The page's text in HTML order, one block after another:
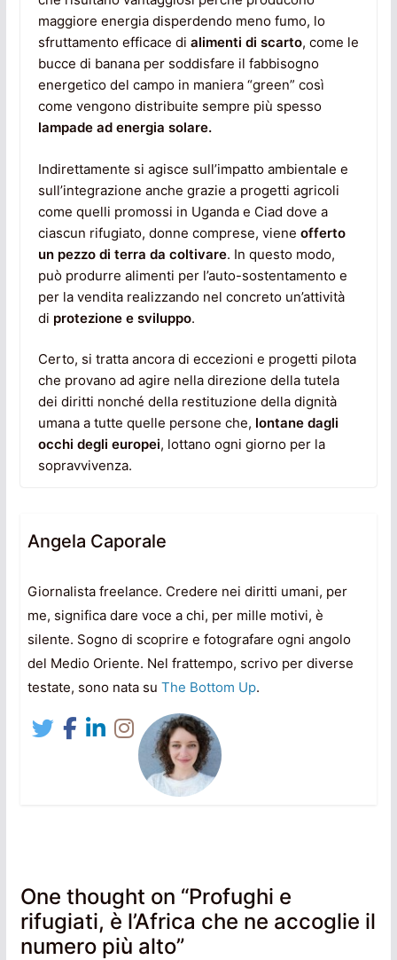
maggiore energia disperdendo meno fumo, lo
sfruttamento efficace di alimenti di scarto, come le
bucce di banana per soddisfare il fabbisogno
energetico del campo in maniera “green” così
come vengono distribuite sempre più spesso
lampade ad energia solare.
Indirettamente si agisce sull’impatto ambientale e
sull’integrazione anche grazie a progetti agricoli
come quelli promossi in Uganda e Ciad dove a
ciascun rifugiato, donne comprese, viene offerto
un pezzo di terra da coltivare. In questo modo,
può produrre alimenti per l’auto-sostentamento e
per la vendita realizzando nel concreto un’attività
di protezione e sviluppo.
Certo, si tratta ancora di eccezioni e progetti pilota
che provano ad agire nella direzione della tutela
dei diritti nonché della restituzione della dignità
umana a tutte quelle persone che, lontane dagli
occhi degli europei, lottano ogni giorno per la
sopravvivenza.
Angela Caporale
Giornalista freelance. Credere nei diritti umani, per
me, significa dare voce a chi, per mille motivi, è
silente. Sogno di scoprire e fotografare ogni angolo
del Medio Oriente. Nel frattempo, scrivo per diverse
testate, sono nata su The Bottom Up.
One thought on “Profughi e
rifugiati, è l’Africa che ne accoglie il
numero più alto”